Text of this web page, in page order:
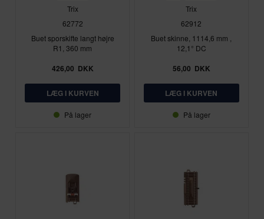
Trix
62772
Buet sporskifte langt højre
R1, 360 mm
426,00 DKK
På lager
Trix
62912
Buet skinne, 1114,6 mm ,
12,1° DC
56,00 DKK
På lager